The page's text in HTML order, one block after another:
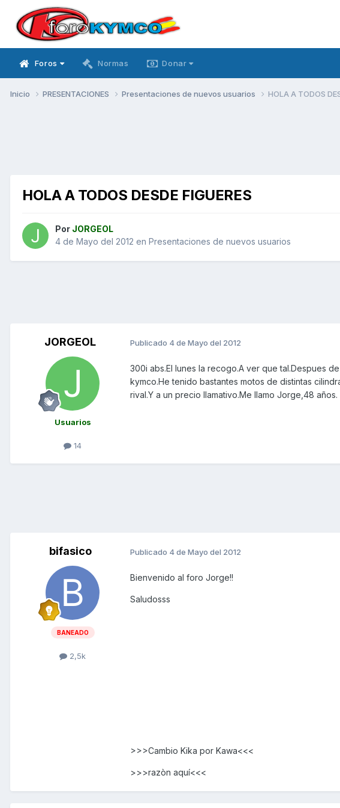
Foros Normas Donar
Inicio PRESENTACIONES Presentaciones de nuevos usuarios HOLA A TODOS
HOLA A TODOS DESDE FIGUERES
Por JORGEOL
4 de Mayo del 2012 en Presentaciones de nuevos usuarios
JORGEOL
Usuarios
14
Publicado 4 de Mayo del 2012
300i abs.El lunes la recogo.A ver que tal.Despues
kymco.He tenido bastantes motos de distintas
rival.Y a un precio llamativo.Me llamo Jorge,48 años.
bifasico
BANEADO
2,5k
Publicado 4 de Mayo del 2012
Bienvenido al foro Jorge!!
Saludosss
>>>Cambio Kika por Kawa<<<
>>>razòn aquí<<<